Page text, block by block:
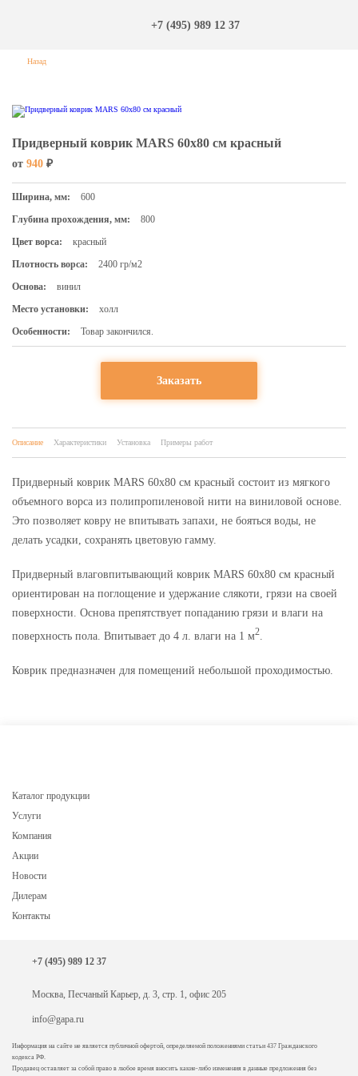
+7 (495) 989 12 37
Назад
Придверный коврик MARS 60х80 см красный
от 940 ₽
Ширина, мм:
600
Глубина прохождения, мм:
800
Цвет ворса:
красный
Плотность ворса:
2400 гр/м2
Основа:
винил
Место установки:
холл
Особенности:
Товар закончился.
Заказать
Описание Характеристики Установка Примеры работ
Придверный коврик MARS 60х80 см красный состоит из мягкого
объемного ворса из полипропиленовой нити на виниловой основе.
Это позволяет ковру не впитывать запахи, не бояться воды, не
делать усадки, сохранять цветовую гамму.
Придверный влаговпитывающий коврик MARS 60х80 см красный
ориентирован на поглощение и удержание слякоти, грязи на своей
поверхности. Основа препятствует попаданию грязи и влаги на
поверхность пола. Впитывает до 4 л. влаги на 1 м2
Коврик предназначен для помещений небольшой проходимостью.
Каталог продукции
Услуги
Компания
Акции
Новости
Дилерам
Контакты
Информация на сайте не является публичной офертой, определяемой положениями статьи 437 Гражданского
кодекса РФ.
Продавец оставляет за собой право в любое время вносить какие-либо изменения в данные предложения без
+7 (495) 989 12 37
Москва, Песчаный Карьер, д. 3, стр. 1, офис 205
info@gapa.ru